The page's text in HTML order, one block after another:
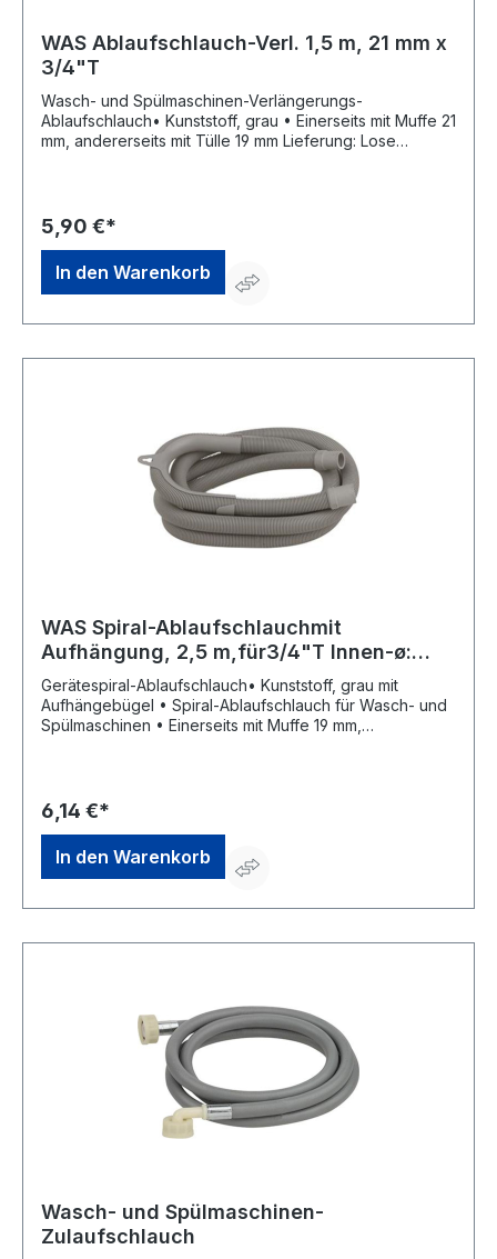
WAS Ablaufschlauch-Verl. 1,5 m, 21 mm x
3/4"T
Wasch- und Spülmaschinen-Verlängerungs-
Ablaufschlauch• Kunststoff, grau • Einerseits mit Muffe 21
mm, andererseits mit Tülle 19 mm Lieferung: Lose
5,90 €*
In den Warenkorb
WAS Spiral-Ablaufschlauchmit
Aufhängung, 2,5 m,für3/4"T Innen-ø:
19&22 mm
Gerätespiral-Ablaufschlauch• Kunststoff, grau mit
Aufhängebügel • Spiral-Ablaufschlauch für Wasch- und
Spülmaschinen • Einerseits mit Muffe 19 mm,
info@wkirchhoff.com
6,14 €*
In den Warenkorb
Wasch- und Spülmaschinen-
Zulaufschlauch